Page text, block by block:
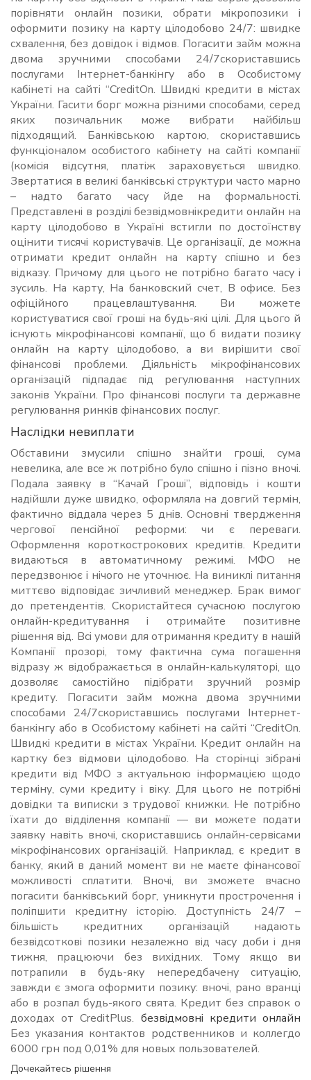
порівняти онлайн позики, обрати мікропозики і
оформити позику на карту цілодобово 24/7: швидке
схвалення, без довідок і відмов. Погасити займ можна
двома зручними способами 24/7скориставшись
послугами Інтернет-банкінгу або в Особистому
кабінеті на сайті “CreditOn. Швидкі кредити в містах
України. Гасити борг можна різними способами, серед
яких позичальник може вибрати найбільш
підходящий. Банківською картою, скориставшись
функціоналом особистого кабінету на сайті компанії
(комісія відсутня, платіж зараховується швидко.
Звертатися в великі банківські структури часто марно
– надто багато часу йде на формальності.
Представлені в розділі безвідмовнікредити онлайн на
карту цілодобово в Україні встигли по достоїнству
оцінити тисячі користувачів. Це організації, де можна
отримати кредит онлайн на карту спішно и без
відказу. Причому для цього не потрібно багато часу і
зусиль. На карту, На банковский счет, В офисе. Без
офіційного працевлаштування. Ви можете
користуватися свої гроші на будь-які цілі. Для цього й
існують мікрофінансові компанії, що б видати позику
онлайн на карту цілодобово, а ви вирішити свої
фінансові проблеми. Діяльність мікрофінансових
організацій підпадає під регулювання наступних
законів України. Про фінансові послуги та державне
регулювання ринків фінансових послуг.
Наслідки невиплати
Обставини змусили спішно знайти гроші, сума
невелика, але все ж потрібно було спішно і пізно вночі.
Подала заявку в “Качай Гроші”, відповідь і кошти
надійшли дуже швидко, оформляла на довгий термін,
фактично віддала через 5 днів. Основні твердження
чергової пенсійної реформи: чи є переваги.
Оформлення короткострокових кредитів. Кредити
видаються в автоматичному режимі. МФО не
передзвонює і нічого не уточнює. На виниклі питання
миттєво відповідає зичливий менеджер. Брак вимог
до претендентів. Скористайтеся сучасною послугою
онлайн-кредитування і отримайте позитивне
рішення від. Всі умови для отримання кредиту в нашій
Компанії прозорі, тому фактична сума погашення
відразу ж відображається в онлайн-калькуляторі, що
дозволяє самостійно підібрати зручний розмір
кредиту. Погасити займ можна двома зручними
способами 24/7скориставшись послугами Інтернет-
банкінгу або в Особистому кабінеті на сайті “CreditOn.
Швидкі кредити в містах України. Кредит онлайн на
картку без відмови цілодобово. На сторінці зібрані
кредити від МФО з актуальною інформацією щодо
терміну, суми кредиту і віку. Для цього не потрібні
довідки та виписки з трудової книжки. Не потрібно
їхати до відділення компанії — ви можете подати
заявку навіть вночі, скориставшись онлайн-сервісами
мікрофінансових організацій. Наприклад, є кредит в
банку, який в даний момент ви не маєте фінансової
можливості сплатити. Вночі, ви зможете вчасно
погасити банківський борг, уникнути прострочення і
поліпшити кредитну історію. Доступність 24/7 –
більшість кредитних організацій надають
безвідсоткові позики незалежно від часу доби і дня
тижня, працюючи без вихідних. Тому якщо ви
потрапили в будь-яку непередбачену ситуацію,
завжди є змога оформити позику: вночі, рано вранці
або в розпал будь-якого свята. Кредит без справок о
доходах от CreditPlus. безвідмовні кредити онлайн
Без указания контактов родственников и коллегдо
6000 грн под 0,01% для новых пользователей.
Дочекайтесь рішення